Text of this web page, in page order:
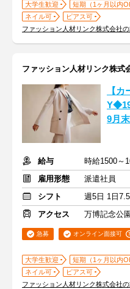
大学生歓迎 短期（1ヶ月以内
ネイル可
ピアス可
ファッション人材リンク株式会社
ファッション人材リンク株式
【
9月
給与
時給1500～
雇用形態
派遣社員
シフト
週5日 1日
アクセス
万博記念公
急募 オンライン面接可
大学生歓迎 短期（1ヶ月以内
ネイル可
ピアス可
ファッション人材リンク株式会社